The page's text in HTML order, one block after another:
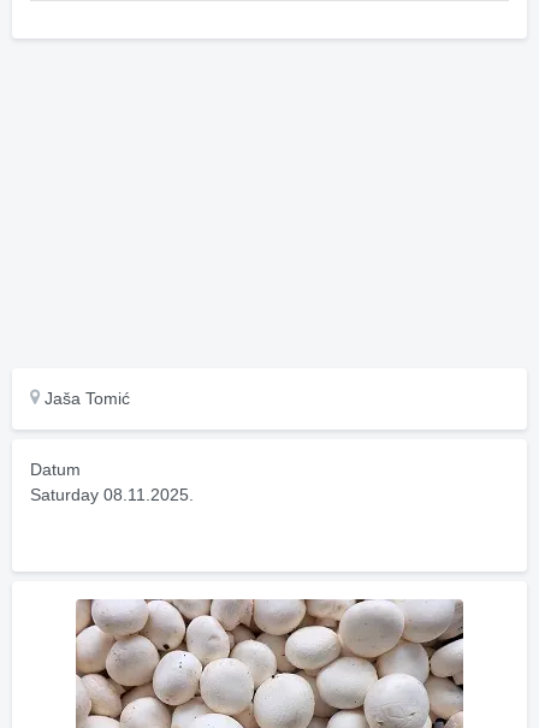
Jaša Tomić
Datum
Saturday 08.11.2025.